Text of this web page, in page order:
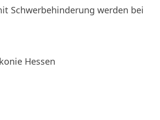
Schwerbehinderung werden bei